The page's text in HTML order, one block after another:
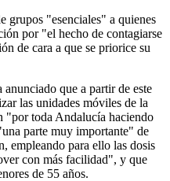
grupos "esenciales" a quienes
por "el hecho de contagiarse
de cara a que se priorice su
que a partir de este
las unidades móviles de la
"por toda Andalucía haciendo
parte muy importante" de
empleando para ello las dosis
con más facilidad", y que
de 55 años.